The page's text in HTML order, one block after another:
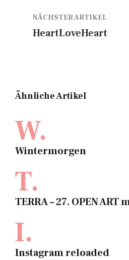
NÄCHSTER ARTIKEL
HeartLoveHeart
Ähnliche Artikel
W.
Wintermorgen
T.
TERRA – 27. OPEN
I.
Instagram reloaded